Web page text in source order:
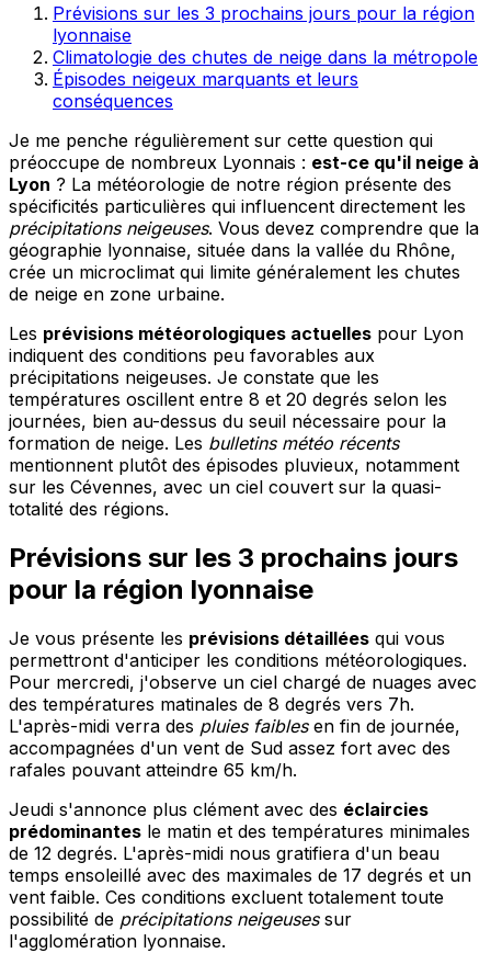
Prévisions sur les 3 prochains jours pour la région
lyonnaise
Climatologie des chutes de neige dans la métropole
Épisodes neigeux marquants et leurs
conséquences
Je me penche régulièrement sur cette question qui
préoccupe de nombreux Lyonnais : est-ce qu'il neige à
Lyon ? La météorologie de notre région présente des
spécificités particulières qui influencent directement les
précipitations neigeuses. Vous devez comprendre que la
géographie lyonnaise, située dans la vallée du Rhône,
crée un microclimat qui limite généralement les chutes
de neige en zone urbaine.
Les prévisions météorologiques actuelles pour Lyon
indiquent des conditions peu favorables aux
précipitations neigeuses. Je constate que les
températures oscillent entre 8 et 20 degrés selon les
journées, bien au-dessus du seuil nécessaire pour la
formation de neige. Les bulletins météo récents
mentionnent plutôt des épisodes pluvieux, notamment
sur les Cévennes, avec un ciel couvert sur la quasi-
totalité des régions.
Prévisions sur les 3 prochains jours
pour la région lyonnaise
Je vous présente les prévisions détaillées qui vous
permettront d'anticiper les conditions météorologiques.
Pour mercredi, j'observe un ciel chargé de nuages avec
des températures matinales de 8 degrés vers 7h.
L'après-midi verra des pluies faiblesen fin de journée,
accompagnées d'un vent de Sud assez fort avec des
rafales pouvant atteindre 65 km/h.
Jeudi s'annonce plus clément avec des éclaircies
prédominantes le matin et des températures minimales
de 12 degrés. L'après-midi nous gratifiera d'un beau
temps ensoleillé avec des maximales de 17 degrés et un
vent faible. Ces conditions excluent totalement toute
possibilité de précipitations neigeusessur
l'agglomération lyonnaise.